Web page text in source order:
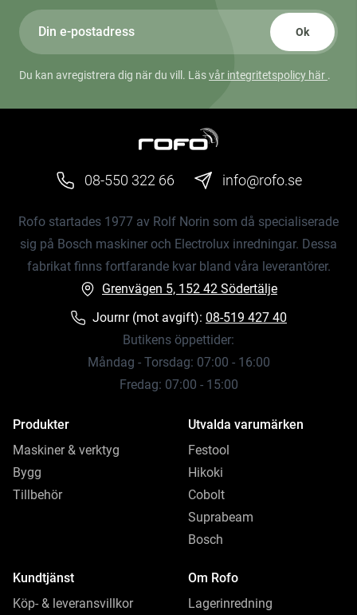
Ok
Du kan avregistrera dig när du vill. Läsvår integritetspolicy här .
08-550 322 66 info@rofo.se
Rofo startades 1977 av Rolf Norin som då specialiserade
sig på Bosch maskiner och Electrolux inredningar. Dessa
fabrikat finns fortfarande kvar bland våra leverantörer.
Grenvägen 5, 152 42 Södertälje
Journr (mot avgift): 08-519 427 40
Butikens öppettider:
Måndag - Torsdag: 07:00 - 16:00
Fredag: 07:00 - 15:00
Produkter
Maskiner & verktyg
Bygg
Tillbehör
Utvalda varumärken
Festool
Hikoki
Cobolt
Suprabeam
Bosch
Kundtjänst
Köp- & leveransvillkor
Om Rofo
Lagerinredning